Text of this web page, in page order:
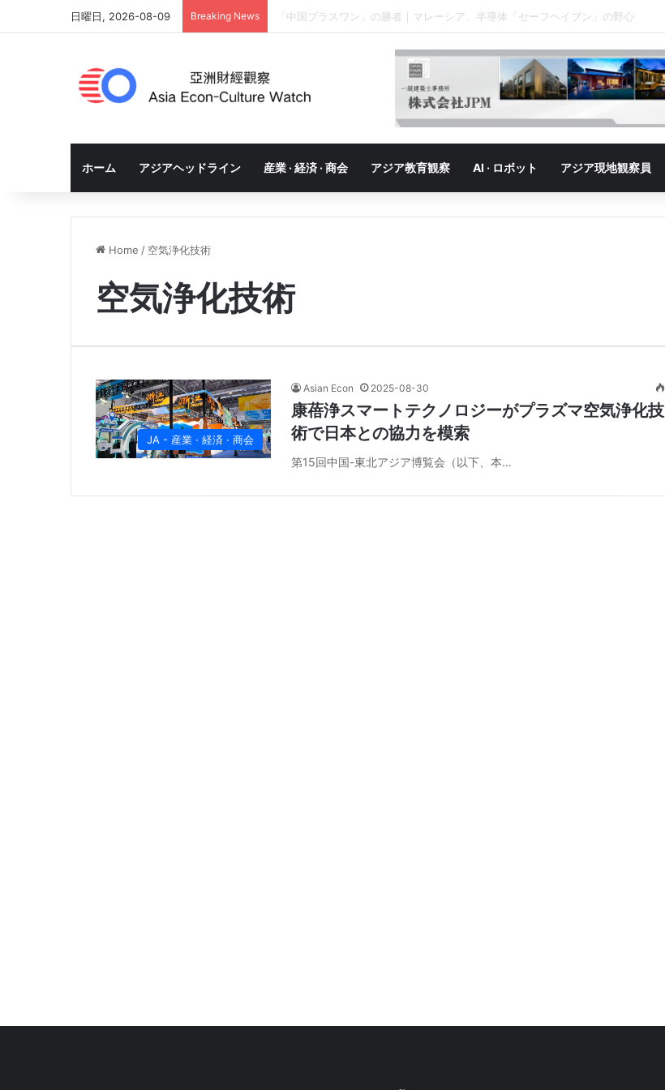
日曜日, 2026-08-09 Breaking News 「中国プラスワン」の勝者｜ベトナム、「最大の勝者」が抱える成長の悩み
ホーム アジアヘッドライン 産業 · 経済 · 商会 アジア教育観察 AI · ロボット アジア現地観察員
Home / 空気浄化技術
空気浄化技術
JA - 産業 · 経済 · 商会
Asian Econ 2025-08-30
康蓓浄スマートテクノロジーがプラズマ空気浄化技
術で日本との協力を模索
第15回中国-東北アジア博覧会（以下、本…